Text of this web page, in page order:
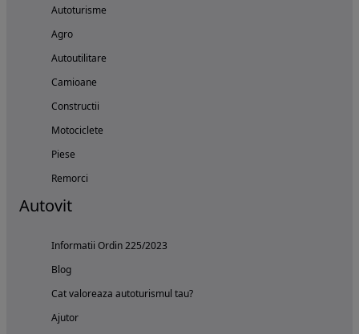
Autoturisme
Agro
Autoutilitare
Camioane
Constructii
Motociclete
Piese
Remorci
Autovit
Informatii Ordin 225/2023
Blog
Cat valoreaza autoturismul tau?
Ajutor